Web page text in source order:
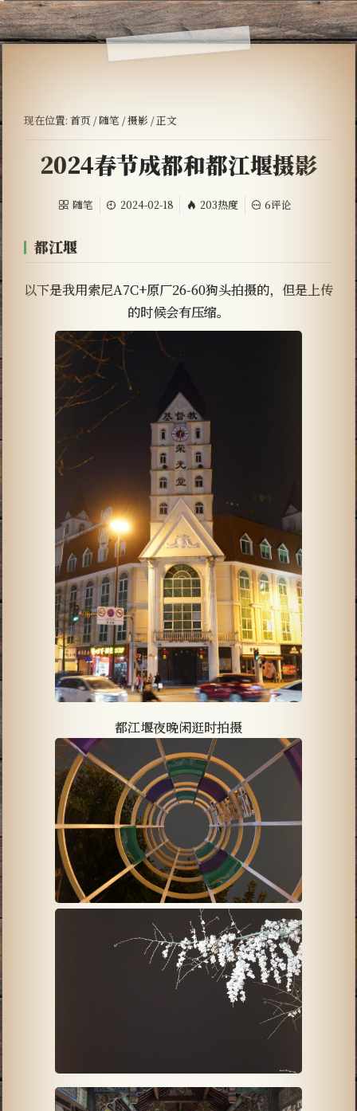
现在位置: 首页 /随笔 /摄影 / 正文
2024春节成都和都江堰摄影
随笔 2024-02-18 203热度 6评论
都江堰
以下是我用索尼A7C+原厂26-60狗头拍摄的，但是上传
的时候会有压缩。
都江堰夜晚闲逛时拍摄